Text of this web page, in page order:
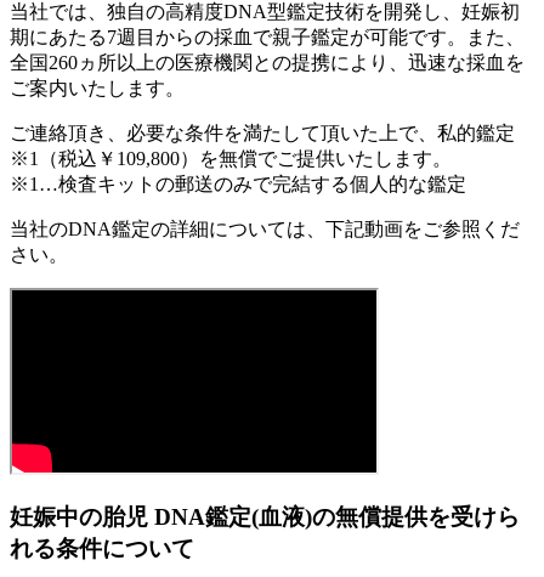
当社では、独自の高精度DNA型鑑定技術を開発し、妊娠初
期にあたる7週目からの採血で親子鑑定が可能です。また、
全国260ヵ所以上の医療機関との提携により、迅速な採血を
ご案内いたします。
ご連絡頂き、必要な条件を満たして頂いた上で、私的鑑定
※1（税込￥109,800）を無償でご提供いたします。
※1…検査キットの郵送のみで完結する個人的な鑑定
当社のDNA鑑定の詳細については、下記動画をご参照くだ
さい。
妊娠中の胎児 DNA鑑定(血液)の無償提供を受けら
れる条件について